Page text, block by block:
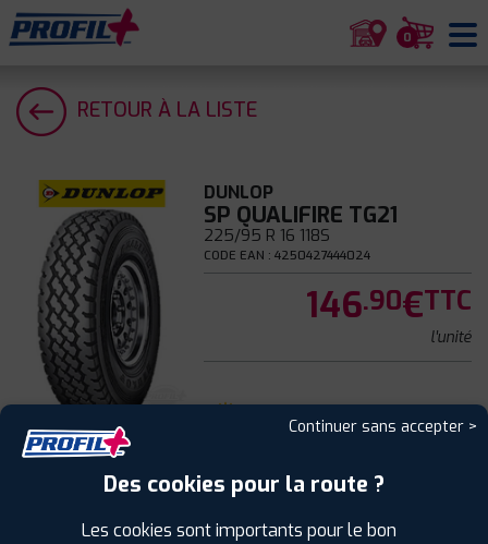
0
RETOUR À LA LISTE
DUNLOP
SP QUALIFIRE TG21
225/95 R 16 118S
CODE EAN : 4250427444024
146.90€TTC
l'unité
Continuer sans accepter >
Des cookies pour la route ?
Les cookies sont importants pour le bon